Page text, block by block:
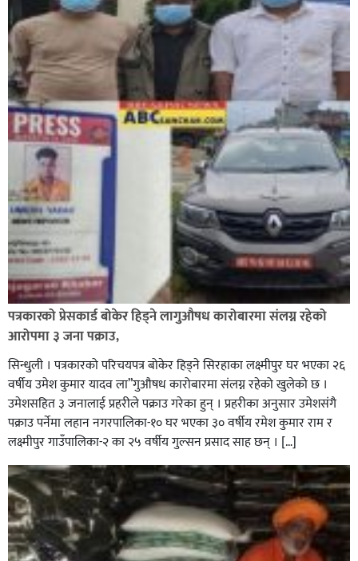
पत्रकारको प्रेसकार्ड बोकेर हिड्ने लागुऔषध कारोबारमा संलग्न रहेको
आरोपमा ३ जना पक्राउ,
सिन्धुली । पत्रकारको परिचयपत्र बोकेर हिड्ने सिरहाका लक्ष्मीपुर घर भएका २६
वर्षीय उमेश कुमार यादव ला”गुऔषध कारोबारमा संलग्न रहेको खुलेको छ ।
उमेशसहित ३ जनालाई प्रहरीले पक्राउ गरेका हुन् । प्रहरीका अनुसार उमेशसंगै
पक्राउ पर्नेमा लहान नगरपालिका-१० घर भएका ३० वर्षीय रमेश कुमार राम र
लक्ष्मीपुर गाउँपालिका-२ का २५ वर्षीय गुल्सन प्रसाद साह छन् । […]